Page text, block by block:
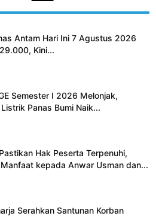
Antam Hari Ini 7 Agustus 2026
Kini...
Semester I 2026 Melonjak,
Panas Bumi Naik...
Hak Peserta Terpenuhi,
kepada Anwar Usman dan...
Serahkan Santunan Korban